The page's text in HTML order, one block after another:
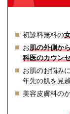
初診料無料の
お肌の外側か
科医のカウン
お肌のお悩み
年先の肌を見
美容皮膚科の